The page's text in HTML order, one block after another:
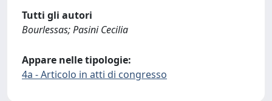
Tutti gli autori
Bourlessas; Pasini Cecilia
Appare nelle tipologie:
4a - Articolo in atti di congresso